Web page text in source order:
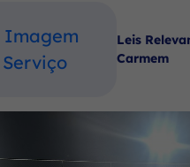
Leis
Carmem